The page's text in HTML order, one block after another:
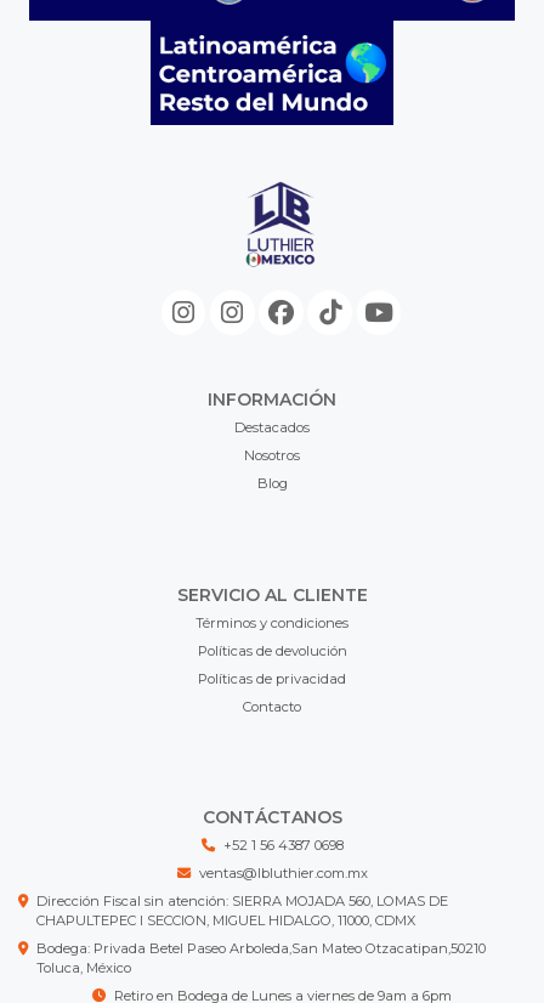
INFORMACIÓN
Destacados
Nosotros
Blog
SERVICIO AL CLIENTE
Términos y condiciones
Políticas de devolución
Políticas de privacidad
Contacto
CONTÁCTANOS
+52 1 56 4387 0698
ventas@lbluthier.com.mx
Dirección Fiscal sin atención: SIERRA MOJADA 560, LOMAS DE
CHAPULTEPEC I SECCION, MIGUEL HIDALGO, 11000, CDMX
Bodega: Privada Betel Paseo Arboleda,San Mateo Otzacatipan,50210
Toluca, México
Retiro en Bodega de Lunes a viernes de 9am a 6pm